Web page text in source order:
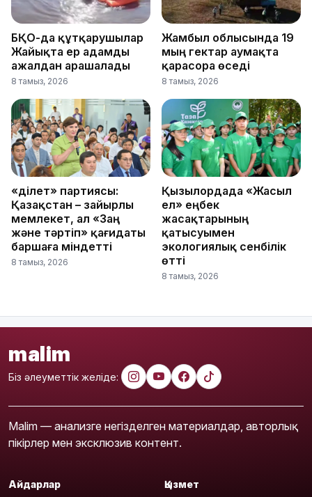
БҚО-да құтқарушылар
Жайықта ер адамды
ажалдан арашалады
8 тамыз, 2026
Жамбыл облысында 19
мың гектар аумақта
қарасора өседі
8 тамыз, 2026
«Әділет» партиясы:
Қазақстан – зайырлы
мемлекет, ал «Заң
және тәртіп» қағидаты
баршаға міндетті
8 тамыз, 2026
Қызылордада «Жасыл
ел» еңбек
жасақтарының
қатысуымен
экологиялық сенбілік
өтті
8 тамыз, 2026
malim
Біз әлеуметтік желіде:
Malim — анализге негізделген материалдар, авторлық
пікірлер мен эксклюзив контент.
Айдарлар Қызмет